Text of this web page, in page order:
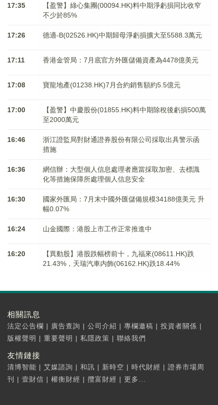
17:35
【盈警】綠心集團(00094.HK)料中期淨虧損同比收窄
不少於85%
17:26 德適-B(02526.HK)中期歸母淨虧損擴大至5588.3萬元
17:11 香港金管局：7月底官方外匯儲備資產為4478億美元
17:08 寶龍地產(01238.HK)7月合約銷售額約5.5億元
17:00
【盈警】中慶股份(01855.HK)料中期除稅後虧損500萬
至2000萬元
16:46
浙江證監局對財通證券股份有限公司採取出具警示函
措施
16:36
網信辦：大型個人信息處理者應當採取加密、去標識
化等措施保障所處理個人信息安全
16:30
國家外匯局：7月末中國外匯儲備規模34188億美元 升
幅0.07%
16:24 山金國際：港股上市工作正常推進中
16:20
【異動股】港股跌幅榜前十，九福來(08611.HK)跌
21.43%，天瑞汽車内飾(06162.HK)跌18.44%
相關訊息
法定公告欄 | 廣告查詢 | 公司介紹 | 專欄邀稿 | 投資者關係 |
版權聲明 | 重要聲明 | 私隱政策 | 聯絡我們
友情鏈接
清博智能 | 艾媒諮詢 | 和訊 | 新時空 | 時代財經 | 證券市場周
刊
| 壹財信 | 權衡財經 | 攬富財經 | 更多...